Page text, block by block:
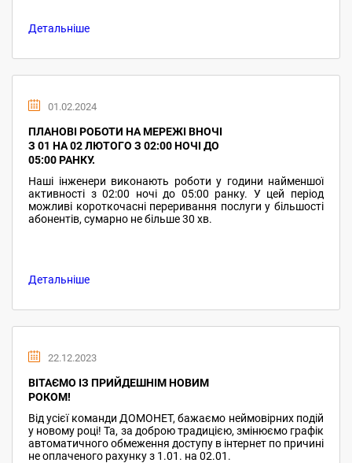
Детальніше
01.02.2024
ПЛАНОВІ РОБОТИ НА МЕРЕЖІ ВНОЧІ
З 01 НА 02 ЛЮТОГО З 02:00 НОЧІ ДО
05:00 РАНКУ.
Наші інженери виконають роботи у години найменшої
активності з 02:00 ночі до 05:00 ранку. У цей період
можливі короткочасні переривання послуги у більшості
абонентів, сумарно не більше 30 хв.
Детальніше
22.12.2023
ВІТАЄМО ІЗ ПРИЙДЕШНІМ НОВИМ
РОКОМ!
Від усієї команди ДОМОНЕТ, бажаємо неймовірних подій
у новому році! Та, за доброю традицією, змінюємо графік
автоматичного обмеження доступу в інтернет по причині
не оплаченого рахунку з 1.01. на 02.01.